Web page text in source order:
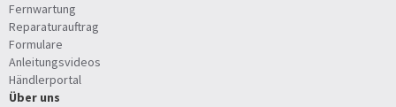
Fernwartung
Reparaturauftrag
Formulare
Anleitungsvideos
Händlerportal
Über uns